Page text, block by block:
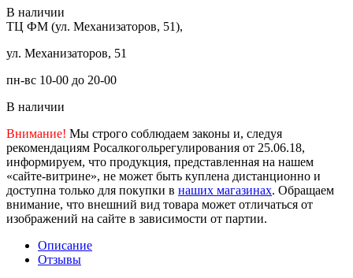
В наличии
ТЦ ФМ (ул. Механизаторов, 51),
ул. Механизаторов, 51
пн-вс 10-00 до 20-00
В наличии
Внимание! Мы строго соблюдаем законы и, следуя
рекомендациям Росалкогольрегулирования от 25.06.18,
информируем, что продукция, представленная на нашем
«сайте-витрине», не может быть куплена дистанционно и
доступна только для покупки в наших магазинах. Обращаем
внимание, что внешний вид товара может отличаться от
изображений на сайте в зависимости от партии.
Описание
Отзывы